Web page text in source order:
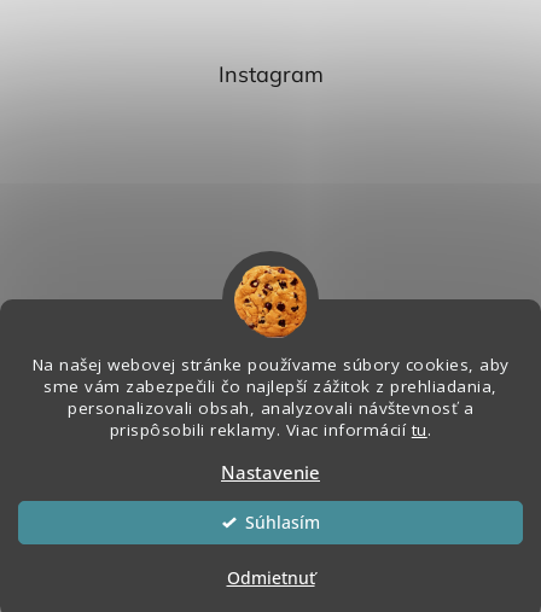
Na našej webovej stránke používame súbory cookies, aby
sme vám zabezpečili čo najlepší zážitok z prehliadania,
personalizovali obsah, analyzovali návštevnosť a
prispôsobili reklamy. Viac informácií tu.
Nastavenie
Odmietnuť
Súhlasím
Instagram
Sledovať na Instagrame